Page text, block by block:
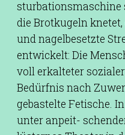
sturbationsmaschine
die Brotkugeln
und nagelbesetzte
entwickelt: Die
voll erkalteter
Bedürfnis nach
gebastelte Fetische.
unter anpeit-